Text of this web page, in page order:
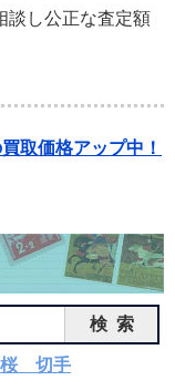
談し公正な査定額
取価格アップ中！
検索
桜 切手